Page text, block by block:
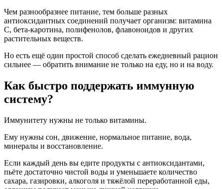
Чем разнообразнее питание, тем больше разных
антиоксидантных соединений получает организм: витамина
C, бета-каротина, полифенолов, флавоноидов и других
растительных веществ.
Но есть ещё один простой способ сделать ежедневный рацион
сильнее — обратить внимание не только на еду, но и на воду.
Как быстро поддержать иммунную
систему?
Иммунитету нужны не только витамины.
Ему нужны сон, движение, нормальное питание, вода,
минералы и восстановление.
Если каждый день вы едите продукты с антиоксидантами,
пьёте достаточно чистой воды и уменьшаете количество
сахара, газировки, алкоголя и тяжёлой переработанной еды,